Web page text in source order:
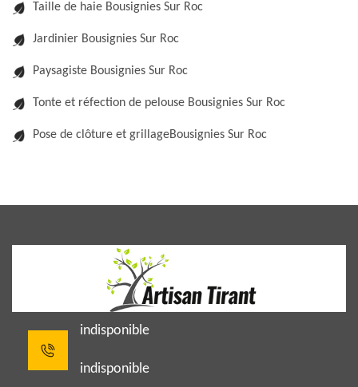
Taille de haie Bousignies Sur Roc
Jardinier Bousignies Sur Roc
Paysagiste Bousignies Sur Roc
Tonte et réfection de pelouse Bousignies Sur Roc
Pose de clôture et grillageBousignies Sur Roc
indisponible
indisponible